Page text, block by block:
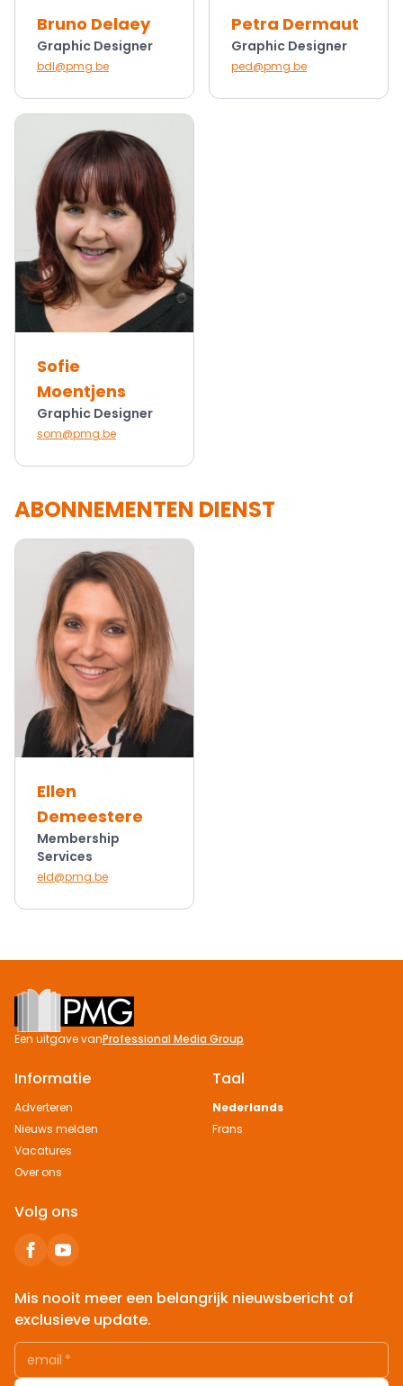
Bruno Delaey
Graphic Designer
bdl@pmg.be
Petra Dermaut
Graphic Designer
ped@pmg.be
Sofie
Moentjens
Graphic Designer
som@pmg.be
ABONNEMENTEN DIENST
Ellen
Demeestere
Membership
Services
eld@pmg.be
Footer
Een uitgave vanProfessional Media Group
Informatie
Adverteren
Nieuws melden
Vacatures
Over ons
Taal
Nederlands
Frans
Volg ons
Mis nooit meer een belangrijk nieuwsbericht of
exclusieve update.
email *